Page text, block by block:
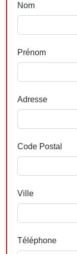
Nom
Prénom
Adresse
Code Postal
Ville
Téléphone